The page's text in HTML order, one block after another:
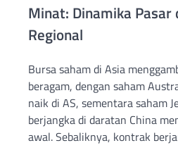
Minat: Dinamika Pasar
Regional
Bursa saham di Asia
beragam, dengan saham
naik di AS, sementara saham
berjangka di daratan China
awal. Sebaliknya, kontrak